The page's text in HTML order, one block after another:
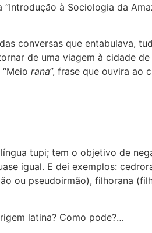
à Sociologia da
conversas que entabulava,
de uma viagem à cidade
rana”, frase que ouvira ao
tupi; tem o objetivo de
igual. E dei exemplos:
ou pseudoirmão), filhorana
latina? Como pode?…